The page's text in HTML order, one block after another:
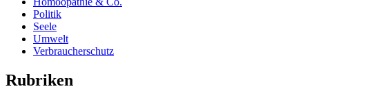
Politik
Seele
Umwelt
Verbraucherschutz
Rubriken